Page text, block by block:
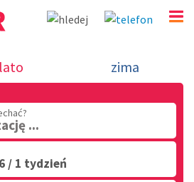
PARKI ZABAW
(32) 720 60 56
lato zima
...
/ 1 tydzień